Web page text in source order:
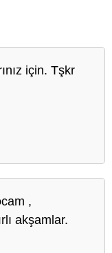
için. Tşkr
,
akşamlar.